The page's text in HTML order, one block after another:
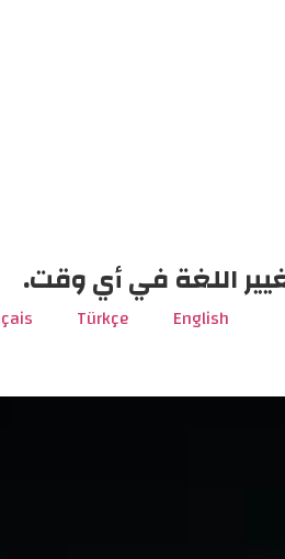
اللغة في أي وقت.
English
Türkçe